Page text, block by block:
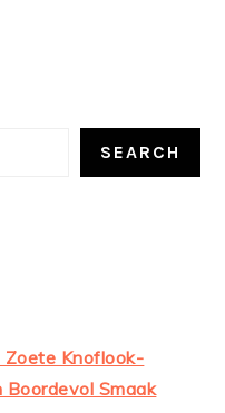
SEARCH
Zoete Knoflook-
Boordevol Smaak